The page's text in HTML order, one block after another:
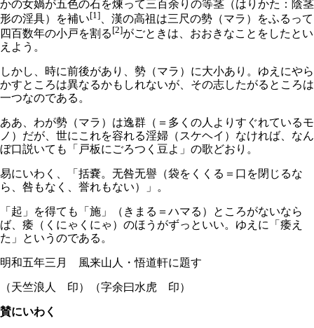
かの女媧が五色の石を煉って三百余りの等茎（はりかた：陰茎
形の淫具）を補い[1] 、漢の高祖は三尺の勢（マラ）をふるって
四百数年の小戸を割る [2]がごときは、おおきなことをしたとい
えよう。
しかし、時に前後があり、勢（マラ）に大小あり。ゆえにやら
かすところは異なるかもしれないが、その志したがるところは
一つなのである。
ああ、わが勢（マラ）は逸群（＝多くの人よりすぐれているモ
ノ）だが、世にこれを容れる淫婦（スケヘイ）なければ、なん
ぼ口説いても「戸板にごろつく豆よ」の歌どおり。
易にいわく、「括嚢。无咎无譽（袋をくくる＝口を閉じるな
ら、咎もなく、誉れもない）」。
「起」を得ても「施」（きまる＝ハマる）ところがないなら
ば、痿（くにゃくにゃ）のほうがずっといい。ゆえに「痿え
た」というのである。
明和五年三月 風来山人・悟道軒に題す
（天竺浪人 印）（字余曰水虎 印）
賛にいわく